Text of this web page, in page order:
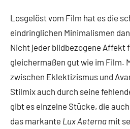
Losgelöst vom Film hat es die
eindringlichen Minimalismen
Nicht jeder bildbezogene Affekt
gleichermaßen gut wie im Film.
zwischen Eklektizismus und
Stilmix auch durch seine
gibt es einzelne Stücke, die
das markante Lux Aeterna mit